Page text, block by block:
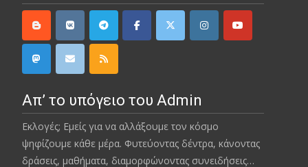
Απ’ το υπόγειο του Admin
Εκλογές; Εμείς για να αλλάξουμε τον κόσμο
ψηφίζουμε κάθε μέρα. Φυτεύοντας δέντρα, κάνοντας
δράσεις, μαθήματα, διαμορφώνοντας συνειδήσεις…